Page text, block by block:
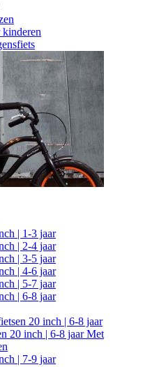
| 1-3 jaar
| 2-4 jaar
| 3-5 jaar
| 4-6 jaar
| 5-7 jaar
| 6-8 jaar
20 inch | 6-8 jaar
20 inch | 6-8 jaar Met
| 7-9 jaar